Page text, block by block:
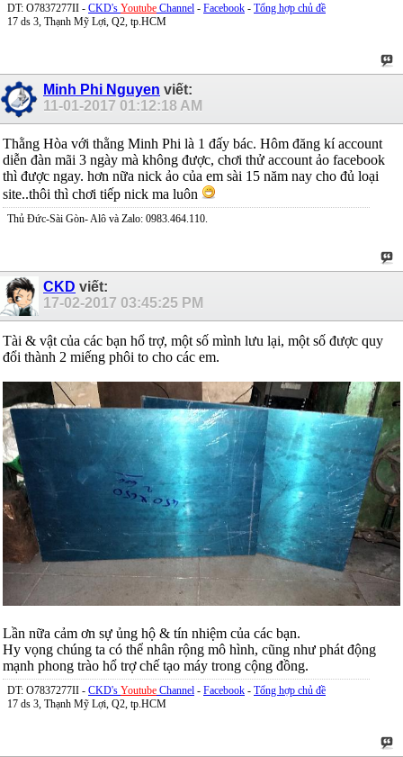
DT: O7837277II - CKD's Youtube Channel - Facebook - Tổng hợp chủ đề
17 ds 3, Thạnh Mỹ Lợi, Q2, tp.HCM
Minh Phi Nguyen viết:
11-01-2017 01:12:18 AM
Thằng Hòa với thằng Minh Phi là 1 đấy bác. Hôm đăng kí account
diễn đàn mãi 3 ngày mà không được, chơi thử account ảo facebook
thì được ngay. hơn nữa nick ảo của em sài 15 năm nay cho đủ loại
site..thôi thì chơi tiếp nick ma luôn
Thủ Đức-Sài Gòn- Alô và Zalo: 0983.464.110.
CKD viết:
17-02-2017 03:45:25 PM
Tài & vật của các bạn hổ trợ, một số mình lưu lại, một số được quy
đổi thành 2 miếng phôi to cho các em.
Lần nữa cảm ơn sự ủng hộ & tín nhiệm của các bạn.
Hy vọng chúng ta có thể nhân rộng mô hình, cũng như phát động
mạnh phong trào hổ trợ chế tạo máy trong cộng đồng.
DT: O7837277II - CKD's Youtube Channel - Facebook - Tổng hợp chủ đề
17 ds 3, Thạnh Mỹ Lợi, Q2, tp.HCM